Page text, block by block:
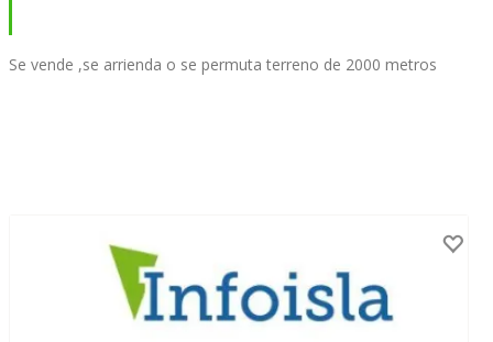
Se vende ,se arrienda o se permuta terreno de 2000 metros